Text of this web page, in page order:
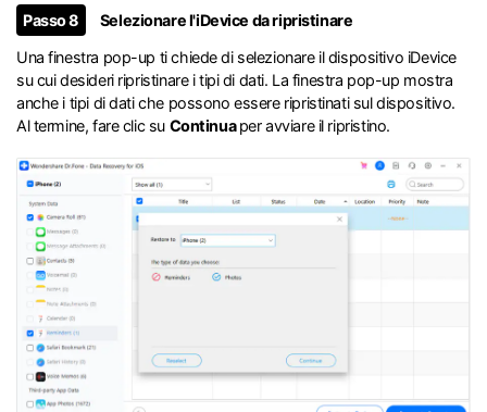
Passo 8
Selezionare l'iDevice da ripristinare
Una finestra pop-up ti chiede di selezionare il dispositivo iDevice
su cui desideri ripristinare i tipi di dati. La finestra pop-up mostra
anche i tipi di dati che possono essere ripristinati sul dispositivo.
Al termine, fare clic su Continuaper avviare il ripristino.